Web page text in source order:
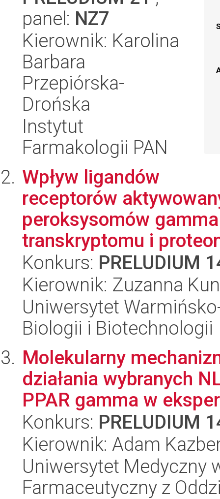
panel: NZ7
Kierownik: Karolina
Barbara
Przepiórska-
Drońska
Instytut
Farmakologii PAN
Wpływ ligandów
receptorów
peroksysomów
transkryptomu i
Konkurs: PRELUDIUM
Kierownik: Zuzanna
Uniwersytet
Biologii i Biotechnologii
Molekularny
działania wybranych
PPAR gamma w
Konkurs: PRELUDIUM
Kierownik: Adam
Uniwersytet Medyczny
Farmaceutyczny z